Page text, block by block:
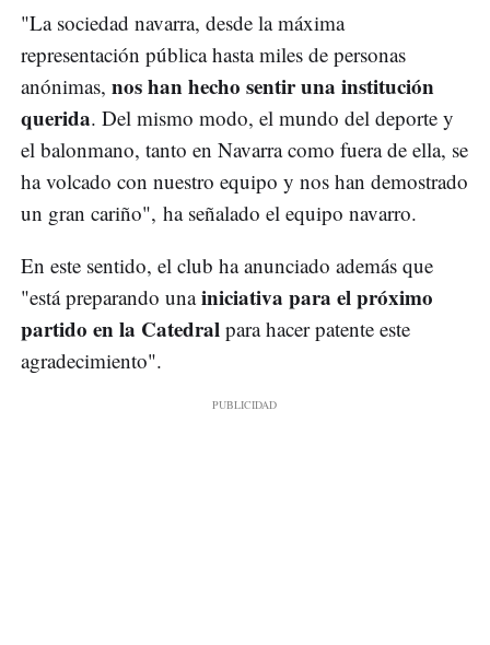
"La sociedad navarra, desde la máxima
representación pública hasta miles de personas
anónimas, nos han hecho sentir una institución
querida. Del mismo modo, el mundo del deporte y
el balonmano, tanto en Navarra como fuera de ella, se
ha volcado con nuestro equipo y nos han demostrado
un gran cariño", ha señalado el equipo navarro.
En este sentido, el club ha anunciado además que
"está preparando unainiciativa para el próximo
partido en la Catedral para hacer patente este
agradecimiento".